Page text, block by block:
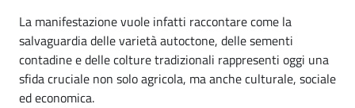
La manifestazione vuole infatti raccontare come la
salvaguardia delle varietà autoctone, delle sementi
contadine e delle colture tradizionali rappresenti oggi una
sfida cruciale non solo agricola, ma anche culturale, sociale
ed economica.